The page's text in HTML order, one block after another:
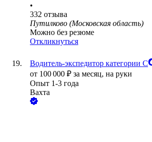
•
332 отзыва
Путилково (Московская область)
Можно без резюме
Откликнуться
Водитель-экспедитор категории С
от 100 000 ₽ за месяц, на руки
Опыт 1-3 года
Вахта